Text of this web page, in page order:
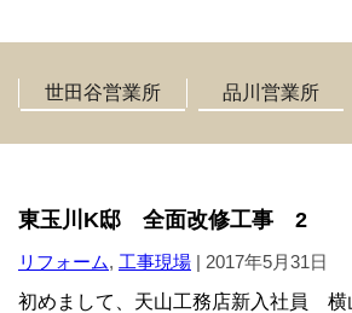
世田谷営業所 品川営業所
東玉川K邸 全面改修工事 2
リフォーム, 工事現場 | 2017年5月31日
初めまして、天山工務店新入社員